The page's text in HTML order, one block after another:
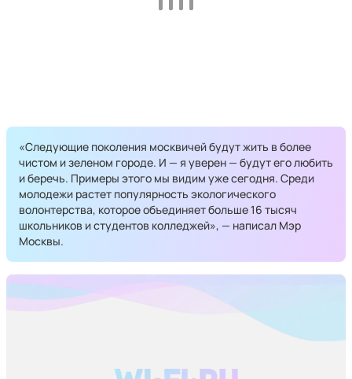
«Следующие поколения москвичей будут жить в более
чистом и зеленом городе. И — я уверен — будут его любить
и беречь. Примеры этого мы видим уже сегодня. Среди
молодежи растет популярность экологического
волонтерства, которое объединяет больше 16 тысяч
школьников и студентов колледжей», — написал Мэр
Москвы.